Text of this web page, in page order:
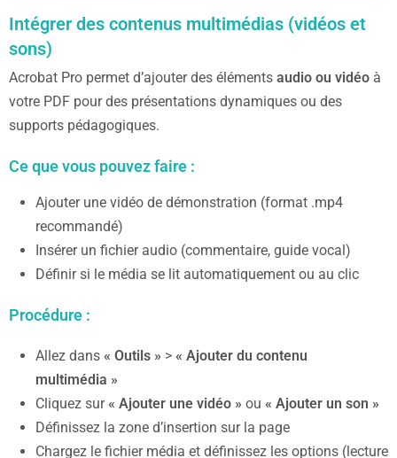
Intégrer des contenus multimédias (vidéos et
sons)
Acrobat Pro permet d’ajouter des éléments audio ou vidéo à
votre PDF pour des présentations dynamiques ou des
supports pédagogiques.
Ce que vous pouvez faire :
Ajouter une vidéo de démonstration (format .mp4
recommandé)
Insérer un fichier audio (commentaire, guide vocal)
Définir si le média se lit automatiquement ou au clic
Procédure :
Allez dans « Outils » > « Ajouter du contenu
multimédia »
Cliquez sur « Ajouter une vidéo » ou « Ajouter un son »
Définissez la zone d’insertion sur la page
Chargez le fichier média et définissez les options (lecture